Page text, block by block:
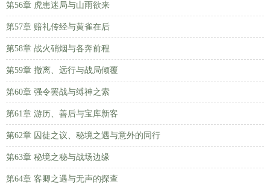
第56章 虎患迷局与山雨欲来
第57章 赔礼传经与黄雀在后
第58章 战火硝烟与各奔前程
第59章 撤离、远行与战局倾覆
第60章 强令罢战与缚神之索
第61章 游历、善后与宝库新客
第62章 囚徒之议、秘境之遇与意外的同行
第63章 秘境之秘与战场边缘
第64章 客卿之遇与无声的探查